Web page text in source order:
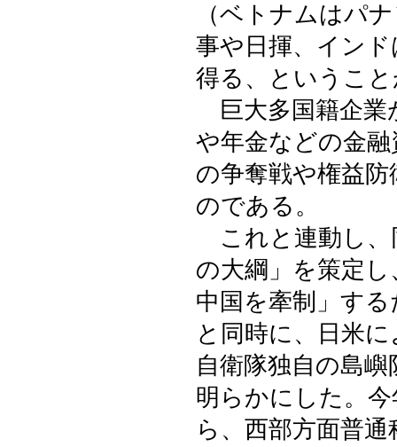
（ベトナムはパ
事や日揮、イン
得る、というこ
巨大多国籍企業
や年金などの金
の争奪戦や権益
のである。
これと連動し、
の大綱」を策定
中国を牽制」す
と同時に、日米
自衛隊独自の島
明らかにした。
ら、西部方面普